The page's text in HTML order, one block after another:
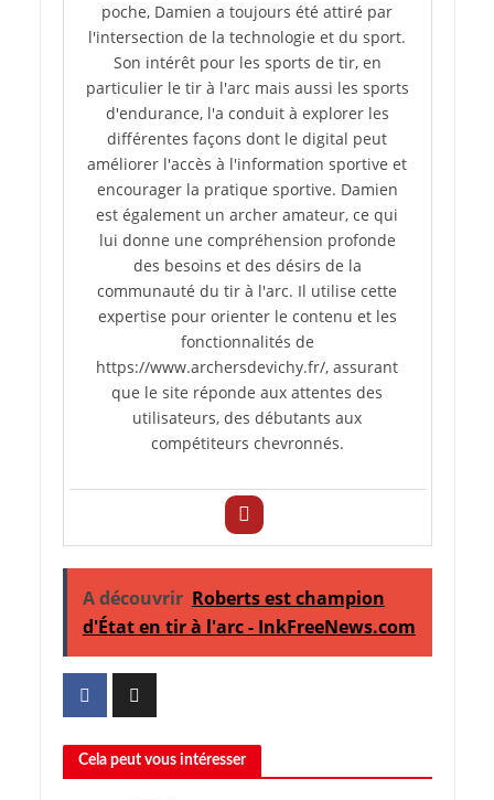
poche, Damien a toujours été attiré par
l'intersection de la technologie et du sport.
Son intérêt pour les sports de tir, en
particulier le tir à l'arc mais aussi les sports
d'endurance, l'a conduit à explorer les
différentes façons dont le digital peut
améliorer l'accès à l'information sportive et
encourager la pratique sportive. Damien
est également un archer amateur, ce qui
lui donne une compréhension profonde
des besoins et des désirs de la
communauté du tir à l'arc. Il utilise cette
expertise pour orienter le contenu et les
fonctionnalités de
https://www.archersdevichy.fr/, assurant
que le site réponde aux attentes des
utilisateurs, des débutants aux
compétiteurs chevronnés.
A découvrir Roberts est champion
d'État en tir à l'arc - InkFreeNews.com
Cela peut vous intéresser